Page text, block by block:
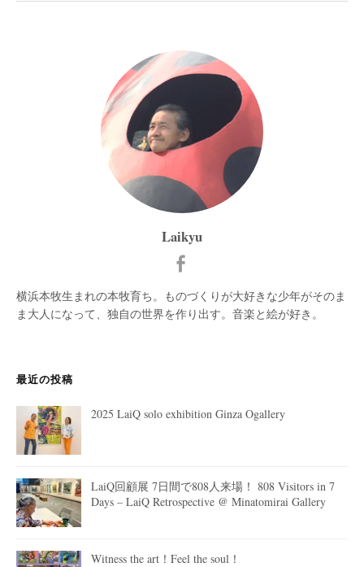
Laikyu
横浜本牧生まれの本牧育ち。ものづくりが大好きな少年がそのま
ま大人になって、独自の世界を作り出す。音楽と絵が好き。
最近の投稿
2025 LaiQ solo exhibition Ginza Ogallery
LaiQ回顧展 7日間で808人来場！ 808 Visitors in 7
Days – LaiQ Retrospective @ Minatomirai Gallery
Witness the art！Feel the soul！